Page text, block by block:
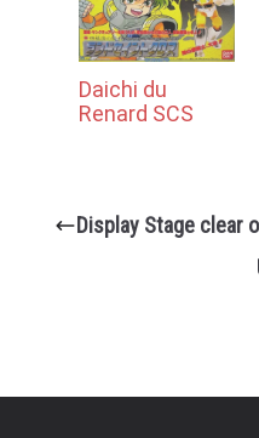
Daichi du
Renard SCS
Display Stage clear